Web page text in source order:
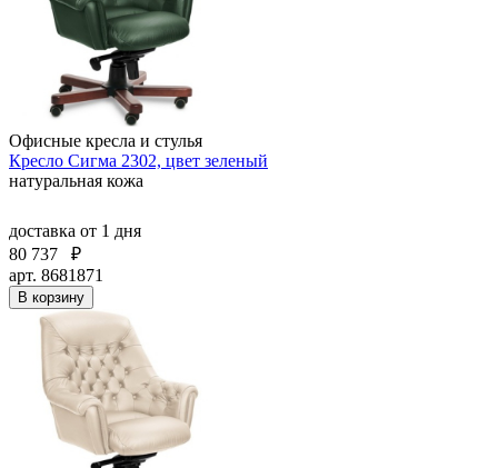
Офисные кресла и стулья
Кресло Сигма 2302, цвет зеленый
натуральная кожа
доставка от 1 дня
80 737
₽
арт. 8681871
В корзину